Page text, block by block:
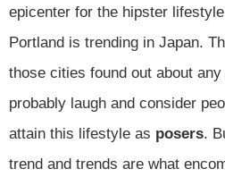
epicenter for the hipster
Portland is trending in Japan.
those cities found out about
probably laugh and consider
attain this lifestyle as posers.
trend and trends are what